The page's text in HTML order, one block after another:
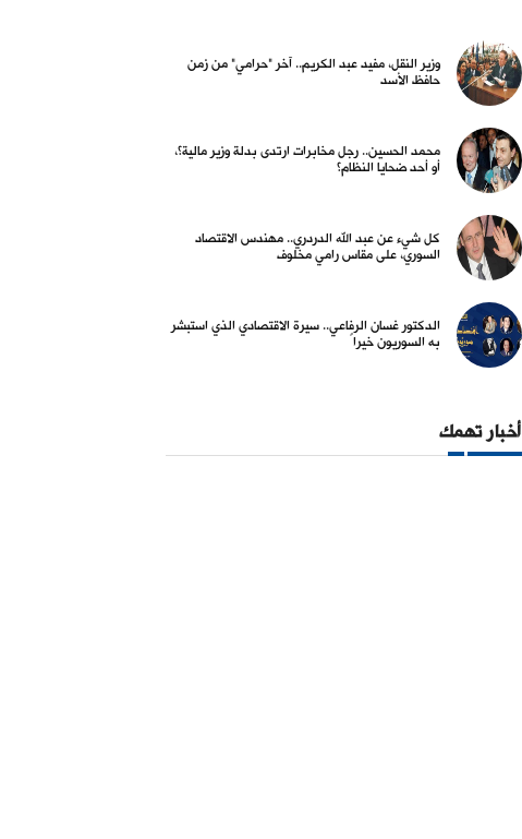
وزير النقل، مفيد عبد الكريم.. آخر "حرامي" من زمن
حافظ الأسد
محمد الحسين.. رجل مخابرات ارتدى بدلة وزير مالية؟،
أو أحد ضحايا النظام؟
كل شيء عن عبد الله الدردري.. مهندس الاقتصاد
السوري، على مقاس رامي مخلوف
الدكتور غسان الرفاعي.. سيرة الاقتصادي الذي استبشر
به السوريون خيراً
أخبار تهمك